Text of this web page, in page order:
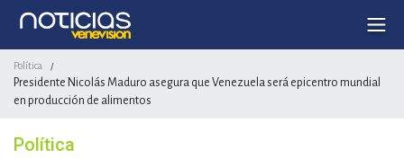
Política /
Presidente Nicolás Maduro asegura que Venezuela será epicentro mundial
en producción de alimentos
Política